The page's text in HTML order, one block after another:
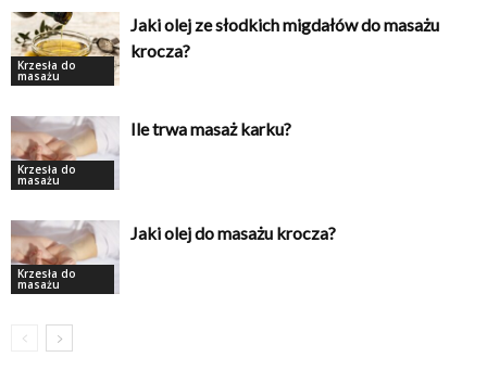
Krzesła do
masażu
Jaki olej ze słodkich migdałów do masażu
krocza?
Krzesła do
masażu
Ile trwa masaż karku?
Krzesła do
masażu
Jaki olej do masażu krocza?